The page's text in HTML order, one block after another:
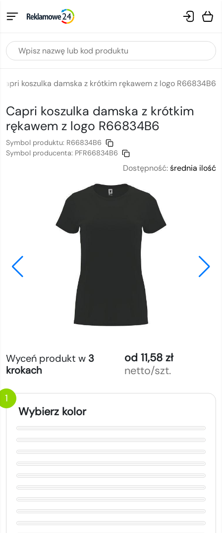
Capri koszulka damska z krótkim rękawem z logo R66834B6
Capri koszulka damska z krótkim
rękawem z logo R66834B6
Symbol produktu: R66834B6
Symbol producenta: PFR66834B6
Dostępność:średnia ilość
Wyceń produkt w 3
krokach
od 11,58 zł
netto/szt.
1
Wybierz kolor